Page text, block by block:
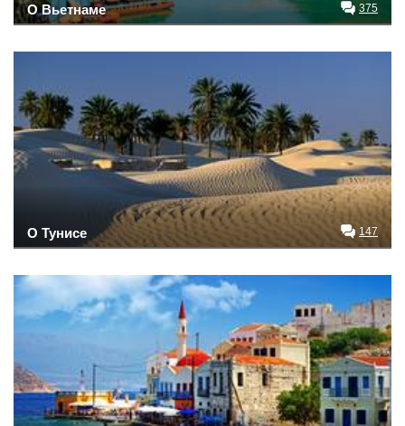
О Вьетнаме 375
О Тунисе 147